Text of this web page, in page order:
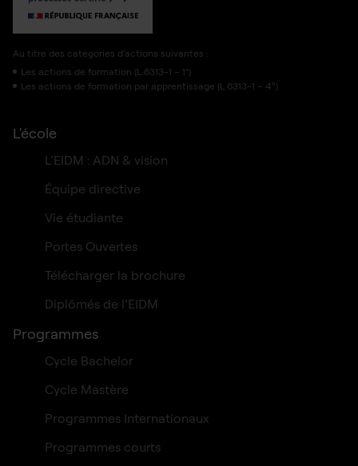
Au titre des catégories d’actions suivantes :
Les actions de formation (L.6313-1 – 1°)
Les actions de formation par apprentissage (L.6313-1 – 4º)
L'école
L’EIDM : ADN & vision
Équipe directive
Vie étudiante
Portes Ouvertes
Télécharger la brochure
Diplômés de l’EIDM
Programmes
Cycle Bachelor
Cycle Mastère
Programmes Internationaux
Programmes courts